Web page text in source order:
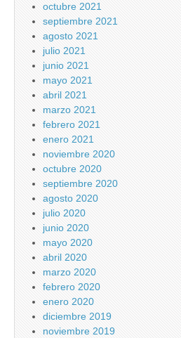
octubre 2021
septiembre 2021
agosto 2021
julio 2021
junio 2021
mayo 2021
abril 2021
marzo 2021
febrero 2021
enero 2021
noviembre 2020
octubre 2020
septiembre 2020
agosto 2020
julio 2020
junio 2020
mayo 2020
abril 2020
marzo 2020
febrero 2020
enero 2020
diciembre 2019
noviembre 2019